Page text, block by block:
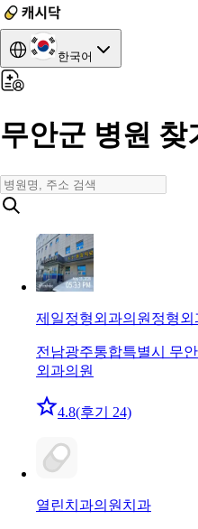
한국어
무안군 병원 찾
제일정형외과의원 정형외
전남광주통합특별시 무
외과의원
4.8(후기 24)
열린치과의원 치과